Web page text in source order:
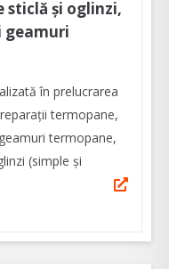
sticlă și oglinzi,
geamuri
în prelucrarea
termopane,
termopane,
(simple și